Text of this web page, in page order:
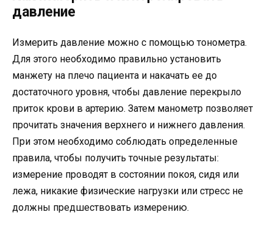
давление
Измерить давление можно с помощью тонометра.
Для этого необходимо правильно установить
манжету на плечо пациента и накачать ее до
достаточного уровня, чтобы давление перекрыло
приток крови в артерию. Затем манометр позволяет
прочитать значения верхнего и нижнего давления.
При этом необходимо соблюдать определенные
правила, чтобы получить точные результаты:
измерение проводят в состоянии покоя, сидя или
лежа, никакие физические нагрузки или стресс не
должны предшествовать измерению.